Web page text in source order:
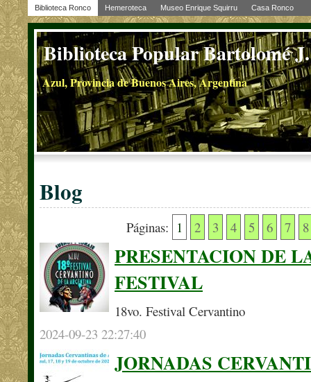
Biblioteca Ronco Hemeroteca Museo Enrique Squirru Casa Ronco
Biblioteca Popular Bartolomé
Azul, Provincia de Buenos Aires, Argentina
Blog
Páginas: 1 2 3 4 5 6 7 8
PRESENTACION DE
FESTIVAL
18vo. Festival Cervantino
2024-09-23 22:27:40
JORNADAS